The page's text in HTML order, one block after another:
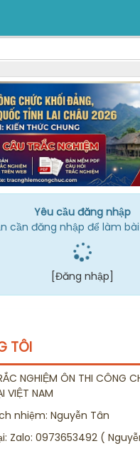
Yêu cầu đăng nhập
cần đăng nhập để làm
[Đăng nhập]
TÔI
NGHIỆM ÔN THI CÔNG
VIỆT NAM
nhiệm: Nguyễn Tân
Zalo: 0973653492 (